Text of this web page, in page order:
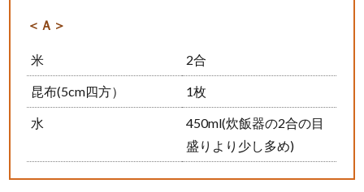
＜Ａ＞
米 2合
昆布(5cm四方） 1枚
水
450ml(炊飯器の2合の目
盛りより少し多め)